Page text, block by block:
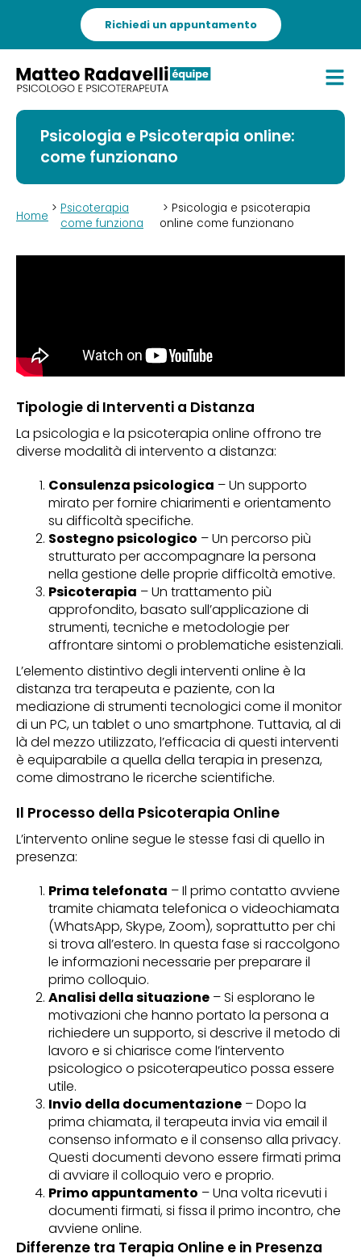
Richiedi un appuntamento
Psicologia e Psicoterapia online:
come funzionano
Home > Psicoterapia
come funziona
> Psicologia e psicoterapia
online come funzionano
Tipologie di Interventi a Distanza
La psicologia e la psicoterapia online offrono tre
diverse modalità di intervento a distanza:
Consulenza psicologica – Un supporto
mirato per fornire chiarimenti e orientamento
su difficoltà specifiche.
Sostegno psicologico – Un percorso più
strutturato per accompagnare la persona
nella gestione delle proprie difficoltà emotive.
Psicoterapia – Un trattamento più
approfondito, basato sull’applicazione di
strumenti, tecniche e metodologie per
affrontare sintomi o problematiche esistenziali.
L’elemento distintivo degli interventi online è la
distanza tra terapeuta e paziente, con la
mediazione di strumenti tecnologici come il monitor
di un PC, un tablet o uno smartphone. Tuttavia, al di
là del mezzo utilizzato, l’efficacia di questi interventi
è equiparabile a quella della terapia in presenza,
come dimostrano le ricerche scientifiche.
Il Processo della Psicoterapia Online
L’intervento online segue le stesse fasi di quello in
presenza:
Prima telefonata – Il primo contatto avviene
tramite chiamata telefonica o videochiamata
(WhatsApp, Skype, Zoom), soprattutto per chi
si trova all’estero. In questa fase si raccolgono
le informazioni necessarie per preparare il
primo colloquio.
Analisi della situazione – Si esplorano le
motivazioni che hanno portato la persona a
richiedere un supporto, si descrive il metodo di
lavoro e si chiarisce come l’intervento
psicologico o psicoterapeutico possa essere
utile.
Invio della documentazione – Dopo la
prima chiamata, il terapeuta invia via email il
consenso informato e il consenso alla privacy.
Questi documenti devono essere firmati prima
di avviare il colloquio vero e proprio.
Primo appuntamento – Una volta ricevuti i
documenti firmati, si fissa il primo incontro, che
avviene online.
Differenze tra Terapia Online e in Presenza